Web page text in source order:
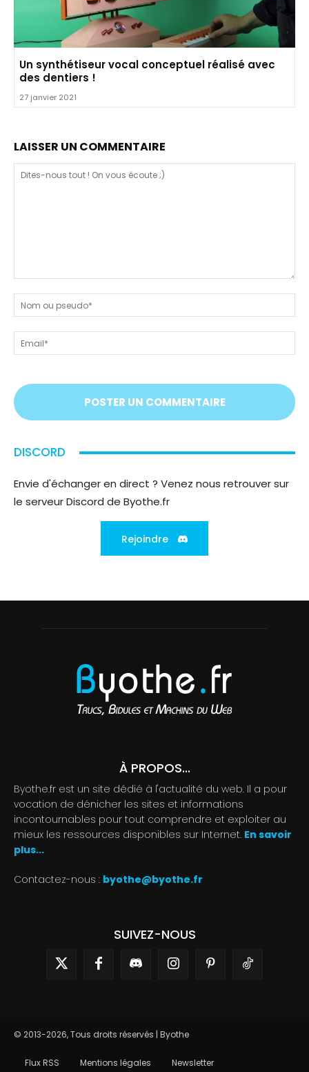
Un synthétiseur vocal conceptuel réalisé avec
des dentiers !
27 janvier 2021
LAISSER UN COMMENTAIRE
nous
tout
!
On
vous
;)
ou
DISCORD
Envie d'échanger en direct ? Venez nous retrouver sur
le serveur Discord de Byothe.fr
Rejoindre
À PROPOS...
Byothe.fr est un site dédié à l'actualité du web. Il a pour
vocation de dénicher les sites et informations
incontournables pour tout comprendre et exploiter au
mieux les ressources disponibles sur Internet. En savoir
plus...
Contactez-nous : byothe@byothe.fr
SUIVEZ-NOUS
© 2013-2026, Tous droits réservés | Byothe
Flux RSS Mentions légales Newsletter